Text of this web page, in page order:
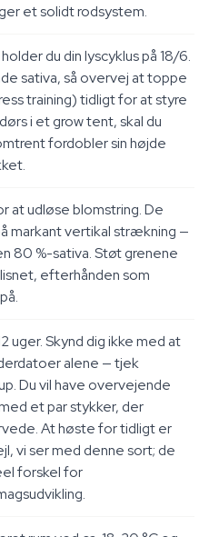
et solidt rodsystem.
du din lyscyklus på 18/6.
sativa, så overvej at toppe
training) tidligt for at styre
i et grow tent, skal du
fordobler sin højde
at udløse blomstring. De
markant vertikal strækning —
80 %-sativa. Støt grenene
efterhånden som
uger. Skynd dig ikke med at
alene — tjek
Du vil have overvejende
et par stykker, der
At høste for tidligt er
vi ser med denne sort; de
forskel for